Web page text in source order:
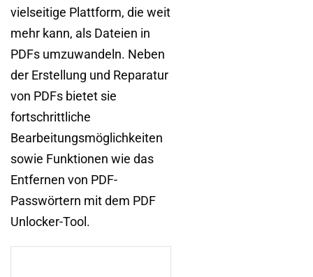
vielseitige Plattform, die weit
mehr kann, als Dateien in
PDFs umzuwandeln. Neben
der Erstellung und Reparatur
von PDFs bietet sie
fortschrittliche
Bearbeitungsmöglichkeiten
sowie Funktionen wie das
Entfernen von PDF-
Passwörtern mit dem PDF
Unlocker-Tool.